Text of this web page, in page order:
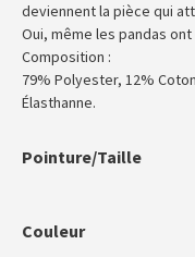
deviennent la pièce qui
Oui, même les pandas
Composition :
79% Polyester, 12%
Élasthanne.
Pointure/Taille
Couleur